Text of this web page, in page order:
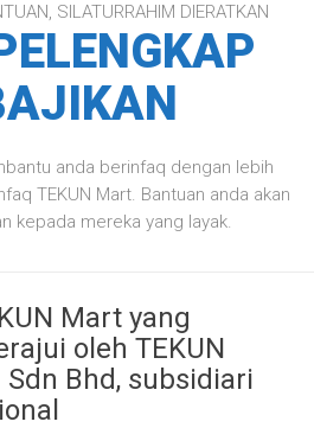
SILATURRAHIM DIERATKAN
anda berinfaq dengan lebih
TEKUN Mart. Bantuan anda akan
kepada mereka yang layak.
Mart yang
oleh TEKUN
Bhd, subsidiari